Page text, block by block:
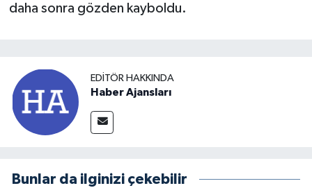
daha sonra gözden kayboldu.
EDITÖR HAKKINDA
Haber Ajansları
Bunlar da ilginizi çekebilir